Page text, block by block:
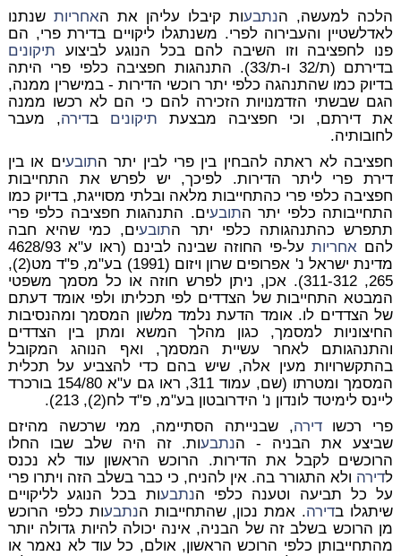
הלכה למעשה, הנתבעות קיבלו עליהן את האחריות שנתנו
לאדלשטיין והעבירוה לפרי. משנתגלו ליקויים בדירת פרי, הם
פנו לחפציבה וזו השיבה להם בכל הנוגע לביצוע תיקונים
בדירתם (ת/32 ו-ת/33). התנהגות חפציבה כלפי פרי היתה
בדיוק כמו שהתנהגה כלפי יתר רוכשי הדירות - במישרין ממנה,
הגם שבשתי הזדמנויות הזכירה להם כי הם לא רכשו ממנה
את דירתם, וכי חפציבה מבצעת תיקונים בדירה, מעבר
לחובותיה.
חפציבה לא ראתה להבחין בין פרי לבין יתר התובעים או בין
דירת פרי ליתר הדירות. לפיכך, יש לפרש את התחייבות
חפציבה כלפי פרי כהתחייבות מלאה ובלתי מסוייגת, בדיוק כמו
התחייבותה כלפי יתר התובעים. התנהגות חפציבה כלפי פרי
תתפרש כהתנהגותה כלפי יתר התובעים, כמי שהיא חבה
להם אחריות
על-פי החוזה שבינה לבינם (ראו ע"א 4628/93
מדינת ישראל נ' אפרופים שרון ויזום (1991) בע"מ, פ"ד מט(2),
265, 311-312). אכן, ניתן לפרש חוזה או כל מסמך משפטי
המבטא התחייבות של הצדדים לפי תכליתו ולפי אומד דעתם
של הצדדים לו. אומד הדעת נלמד מלשון המסמך ומהנסיבות
החיצוניות למסמך, כגון מהלך המשא ומתן בין הצדדים
והתנהגותם לאחר עשיית המסמך, ואף הנוהג המקובל
בהתקשרויות מעין אלה, שיש בהם כדי להצביע על תכלית
המסמך ומטרתו (שם, עמוד 311, ראו גם ע"א 154/80 בורכרד
ליינס לימיטד לונדון נ' הידרובטון בע"מ, פ"ד לח(2), 213).
פרי רכשודירה, שבנייתה הסתיימה, ממי שרכשה מהיזם
שביצע את הבניה - הנתבעות. זה היה שלב שבו החלו
הרוכשים לקבל את הדירות. הרוכש הראשון עוד לא נכנס
לדירה ולא התגורר בה. אין להניח, כי כבר בשלב הזה ויתרו פרי
על כל תביעה וטענה כלפי הנתבעות בכל הנוגע לליקויים
שיתגלו בדירה. אמת נכון, שהתחייבות הנתבעות כלפי הרוכש
מן הרוכש בשלב זה של הבניה, אינה יכולה להיות גדולה יותר
מהתחייבותן כלפי הרוכש הראשון, אולם, כל עוד לא נאמר או